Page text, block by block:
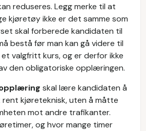
reduseres. Legg merke til at
kjøretøy ikke er det samme som
skal forberede kandidaten til
bestå før man kan gå videre til
valgfritt kurs, og er derfor ikke
den obligatoriske opplæringen.
skal lære kandidaten å
kjøreteknisk, uten å måtte
mot andre trafikanter.
og hvor mange timer